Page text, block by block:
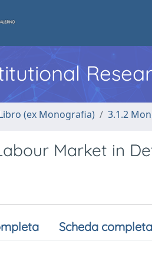
(ex Monografia) 3.1.2
Market in
Scheda